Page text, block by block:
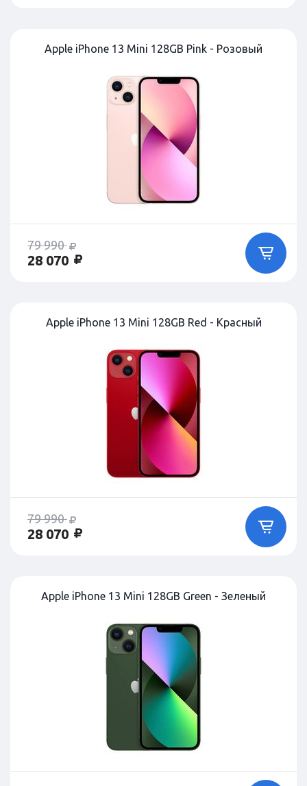
Apple iPhone 13 Mini 128GB Pink - Розовый
79 990
28 070
Apple iPhone 13 Mini 128GB Red - Красный
79 990
28 070
Apple iPhone 13 Mini 128GB Green - Зеленый